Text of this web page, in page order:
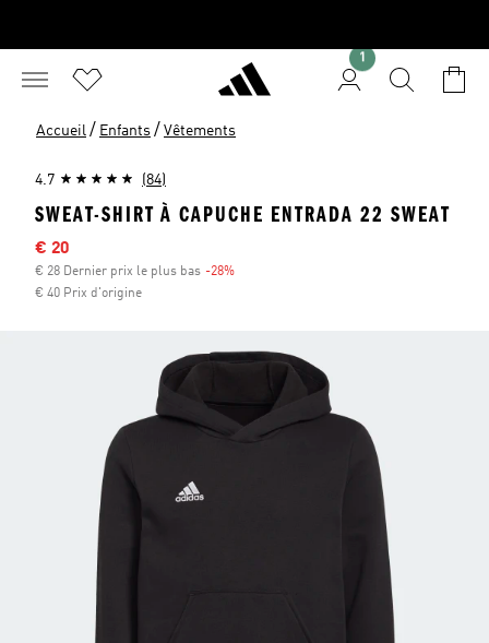
1
Accueil / Enfants / Vêtements
4.7 (84)
SWEAT-SHIRT À CAPUCHE ENTRADA 22 SWEAT
Sale price
€ 20
€ 28 Dernier prix le plus bas -28%
€ 40 Prix d'origine